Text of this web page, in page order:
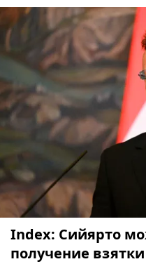
Index: Сийярто
получение взятки